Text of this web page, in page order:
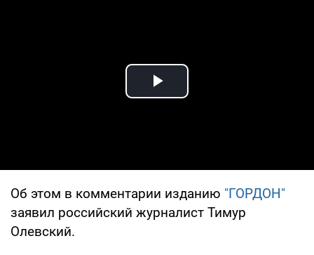
Play Video
Об этом в комментарии изданию "ГОРДОН"
заявил российский журналист Тимур
Олевский.